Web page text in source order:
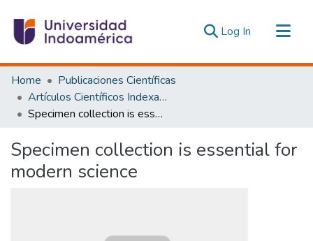
Log In (current)
Communities & Collections
All of DSpace
Statistics
Home
Publicaciones Científicas
Artículos Científicos Indexados
Specimen collection is essential for modern science
Specimen collection is essential for
modern science